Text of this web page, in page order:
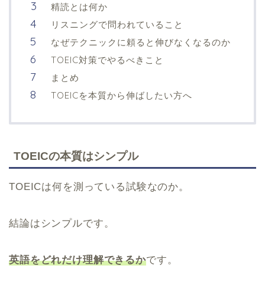
精読とは何か
リスニングで問われていること
なぜテクニックに頼ると伸びなくなるのか
TOEIC対策でやるべきこと
まとめ
TOEICを本質から伸ばしたい方へ
TOEICの本質はシンプル
TOEICは何を測っている試験なのか。
結論はシンプルです。
英語をどれだけ理解できるかです。